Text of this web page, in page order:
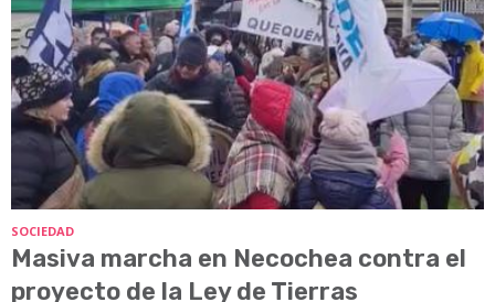
SOCIEDAD
Masiva marcha en Necochea contra el
proyecto de la Ley de Tierras